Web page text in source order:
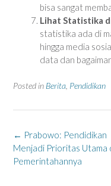
bisa sangat
Lihat Statistika
statistika ada di
hingga media
data dan
Posted in Berita Pendidikan
Post
navigation
← Prabowo: Pendidikan
Menjadi Prioritas Utama
Pemerintahannya